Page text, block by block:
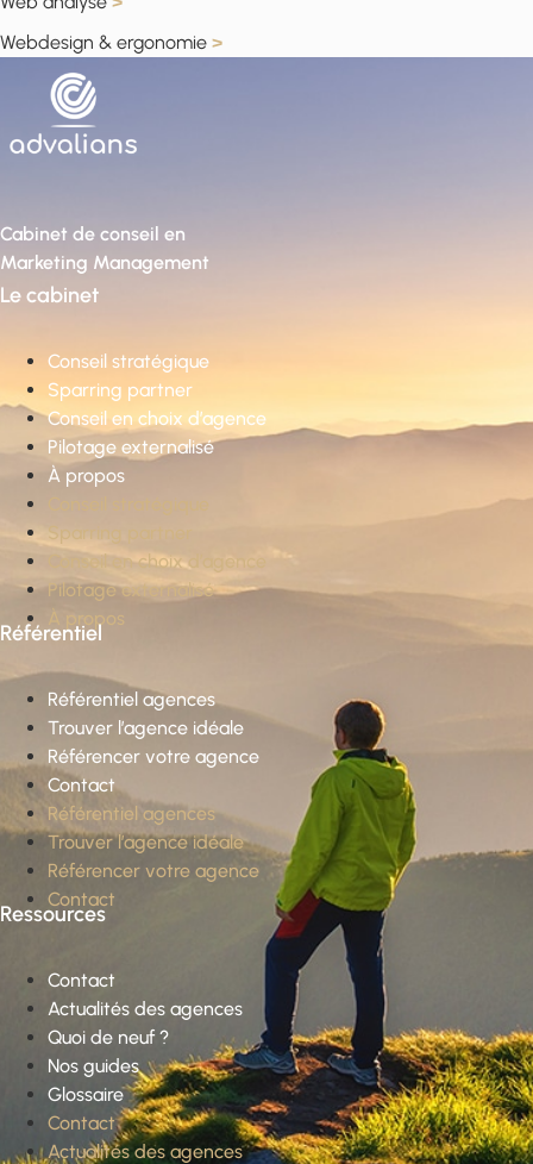
Webdesign & ergonomie >
Cabinet de conseil en
Marketing Management
Le cabinet
Conseil stratégique
Sparring partner
Conseil en choix d’agence
Pilotage externalisé
À propos
Conseil stratégique
Sparring partner
Conseil en choix d’agence
Pilotage externalisé
À propos
Référentiel
Référentiel agences
Trouver l’agence idéale
Référencer votre agence
Contact
Référentiel agences
Trouver l’agence idéale
Référencer votre agence
Contact
Ressources
Contact
Actualités des agences
Quoi de neuf ?
Nos guides
Glossaire
Contact
Actualités des agences